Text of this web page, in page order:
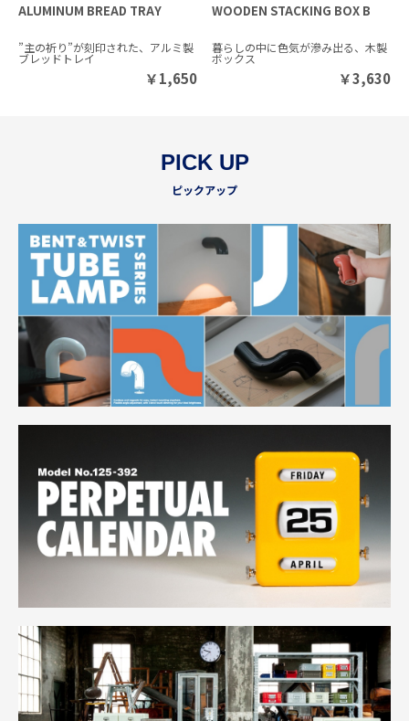
ALUMINUM BREAD TRAY
”主の祈り”が刻印された、アルミ製
ブレッドトレイ
￥1,650
WOODEN STACKING BOX B
暮らしの中に色気が滲み出る、木製
ボックス
￥3,630
PICK UP
ピックアップ